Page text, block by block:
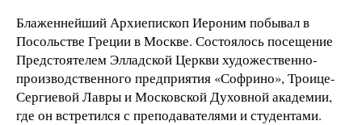
Блаженнейший Архиепископ Иероним побывал в
Посольстве Греции в Москве. Состоялось посещение
Предстоятелем Элладской Церкви художественно-
производственного предприятия «Софрино», Троице-
Сергиевой Лавры и Московской Духовной академии,
где он встретился с преподавателями и студентами.